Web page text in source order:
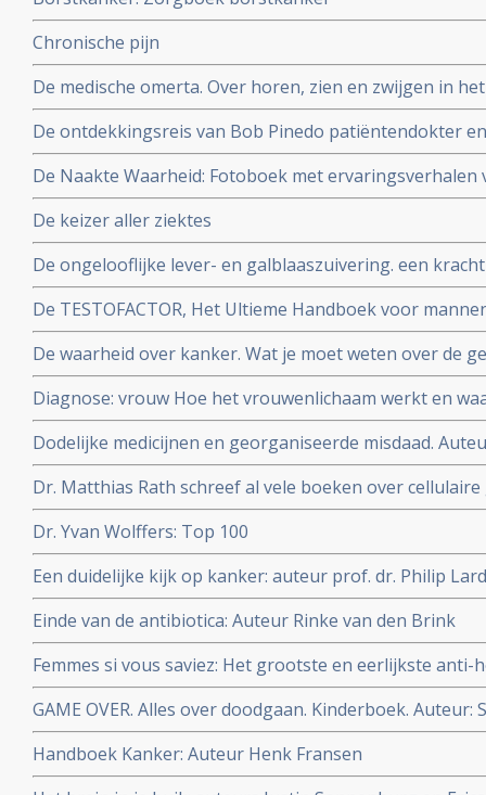
Chronische pijn
De medische omerta. Over horen, zien en zwijgen in
Reekers, emeritus-hoogleraar in de
De ontdekkingsreis van Bob Pinedo patiëntendokter
De Naakte Waarheid: Fotoboek met
Auteurs: Alice Bakker & Lilian Schneider Fotografe
De keizer aller ziektes
De ongelooflijke lever- en galblaaszuivering. een
gezondheid en welzijn te optimaliseren. Auteur
De TESTOFACTOR, Het Ultieme Handboek voor
ir. Ralph Moorman
De waarheid over kanker. Wat je moet weten over de
behandeling en de preventie Auteur: Ty M. Bollinger
Diagnose: vrouw Hoe het vrouwenlichaam werkt en
Auteurs: WOMEN Inc.
Dodelijke medicijnen en georganiseerde misdaad.
farmaceutische industrie is door en door verrot
Dr. Matthias Rath schreef al vele boeken over
gezond blijven
Dr. Yvan Wolffers: Top 100
Een duidelijke kijk op kanker: auteur prof. dr. Philip
Einde van de antibiotica: Auteur Rinke van den Brink
Femmes si vous saviez: Het grootste en eerlijkste anti-
vrouwen zouden moeten weten over vooral de rol van
baarmoeder-, borst- en eierstokkanker. Maar ook
GAME OVER. Alles over doodgaan. Kinderboek. Auteur:
Quaegebeur. Dit boek legt uit wat we wél weten van
die niet meer verdwijnt. Voor kinderen vanaf 7 jaar.
Handboek Kanker: Auteur Henk Fransen